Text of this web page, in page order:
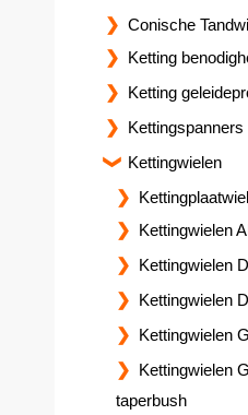
Conische
Ketting
Ketting
Kettingspanners
Kettingwielen
Kettingwielen
Kettingwielen
Kettingwielen
Kettingwielen
Kettingwielen
taperbush